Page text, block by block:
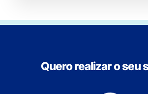
Quero realizar o seu